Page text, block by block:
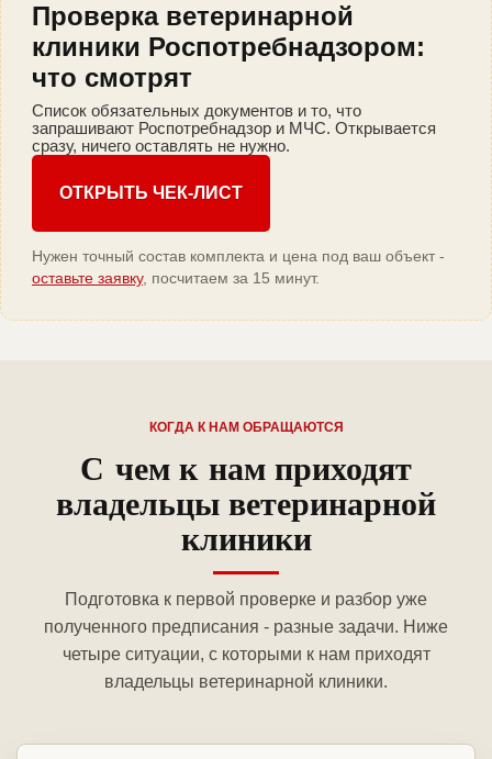
Проверка ветеринарной
клиники Роспотребнадзором:
что смотрят
Список обязательных документов и то, что
запрашивают Роспотребнадзор и МЧС. Открывается
сразу, ничего оставлять не нужно.
ОТКРЫТЬ ЧЕК-ЛИСТ
Нужен точный состав комплекта и цена под ваш объект -
оставьте заявку, посчитаем за 15 минут.
КОГДА К НАМ ОБРАЩАЮТСЯ
С чем к нам приходят
владельцы ветеринарной
клиники
Подготовка к первой проверке и разбор уже
полученного предписания - разные задачи. Ниже
четыре ситуации, с которыми к нам приходят
владельцы ветеринарной клиники.